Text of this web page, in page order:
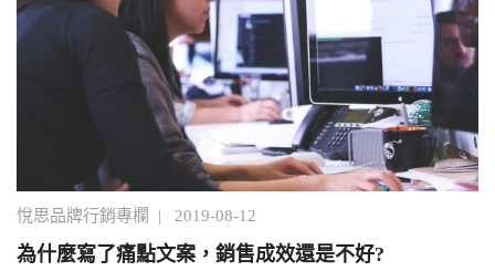
悅思品牌行銷專欄 | 2019-08-12
為什麼寫了痛點文案，銷售成效還是不好?